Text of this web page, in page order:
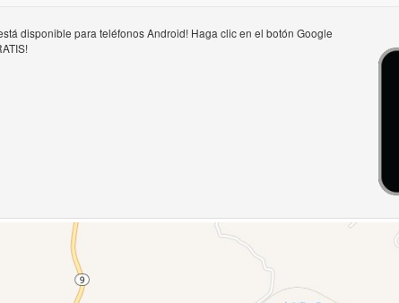
disponible para teléfonos Android! Haga clic en el botón Google